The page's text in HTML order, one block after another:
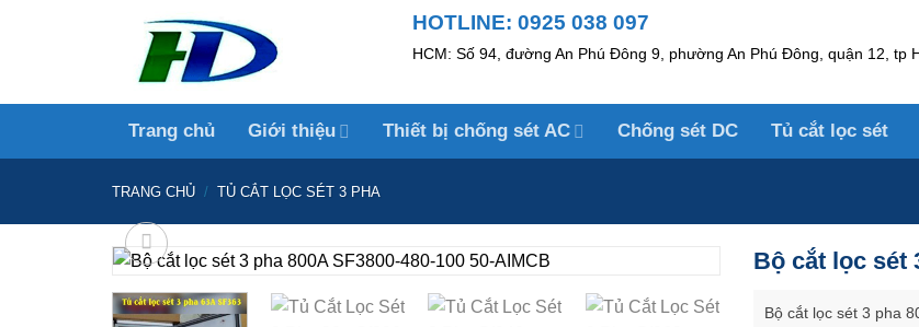
HOTLINE: 0925 038 097
HCM: Số 94, đường An Phú Đông 9, phường An Phú Đông, quận 12, tp
Trang chủ Giới thiệu Thiết bị chống sét AC Chống sét DC Tủ cắt lọc sét
TRANG CHỦ / TỦ CẮT LỌC SÉT 3 PHA
Bộ cắt lọc sét
Bộ cắt lọc sét 3 pha